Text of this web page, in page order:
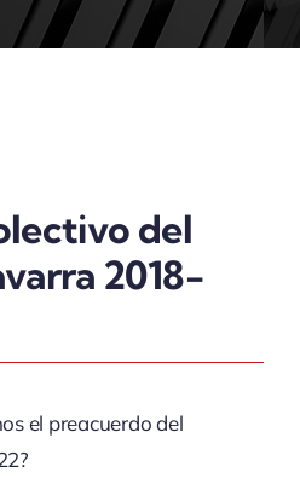
del
2018-
el preacuerdo del